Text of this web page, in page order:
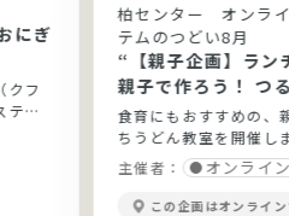
にぎ
クフ
テム
柏センター オンラ
テムのつどい8月
“【親子企画】ラン
親子で作ろう！ つ
手打ちうどん”
食育にもおすすめの、
ちうどん教室を開催し
主催者：
オンライ
この企画はオンライン